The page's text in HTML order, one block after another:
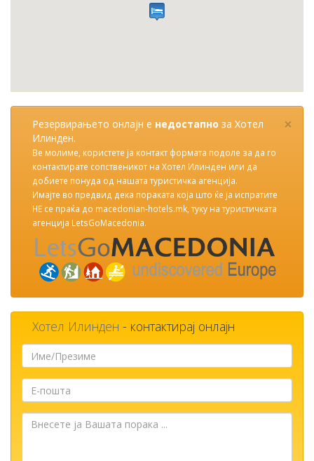
×
Резервирањето онлајн е недостапно за Хотел
Илинден.
Ве молиме, користете ја контакт формата подоле за да го
контактирате сопственикот на Хотел Илинден или да
добиете понуда од нашата туристичка агенција.
Имајте во предвид дека пораката која што ќе ја испратите
НЕ се праќа до macedonian-hotels.mk, туку на туристичката
агенција LetsGoMacedonia.
Хотел Илинден - контактирај онлајн
Име/
Презиме
пошта
Внесете